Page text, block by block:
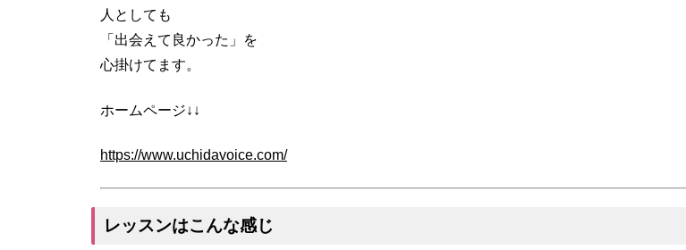
人としても
「出会えて良かった」を
心掛けてます。
ホームページ↓↓
https://www.uchidavoice.com/
レッスンはこんな感じ